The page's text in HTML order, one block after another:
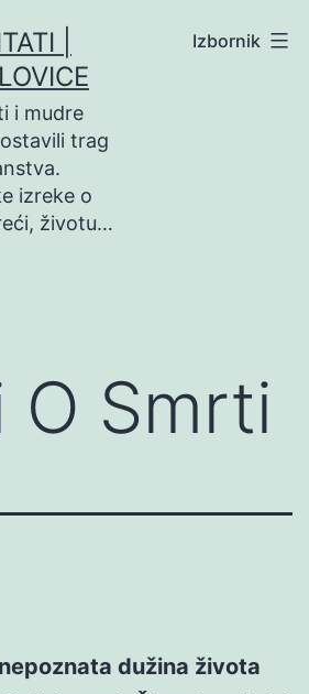
|
i mudre
trag
izreke o
životu…
Izbornik
O Smrti
dužina života